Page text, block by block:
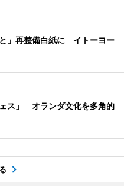
と」再整備白紙に イトーヨー
ス」 オランダ文化を多角的